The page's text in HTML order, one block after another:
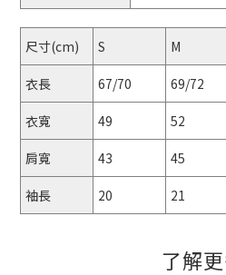
尺寸(cm) S M
衣長 67/70 69/72
衣寬 49 52
肩寬 43 45
袖長 20 21
了解